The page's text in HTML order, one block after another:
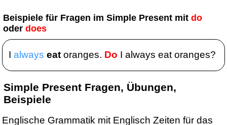
Beispiele für Fragen im Simple Present mit do
oder does
Ialways eat oranges. Do I always eat oranges?
Simple Present Fragen, Übungen,
Beispiele
Englische Grammatik mit Englisch Zeiten für das